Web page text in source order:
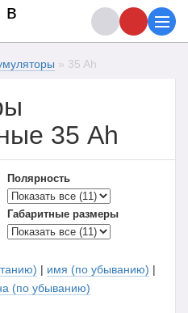
» 35 Ah
35 Ah
Полярность
Габаритные размеры
| имя (по убыванию) |
(по убыванию)
в